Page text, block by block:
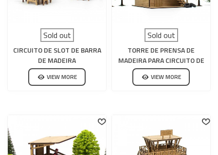
Sold out
CIRCUITO DE SLOT DE BARRA
DE MADEIRA
VIEW MORE
Sold out
TORRE DE PRENSA DE
MADEIRA PARA CIRCUITO DE
SLOT
VIEW MORE